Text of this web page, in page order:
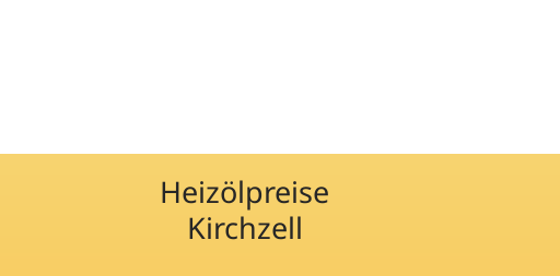
Heizölpreise
Kirchzell